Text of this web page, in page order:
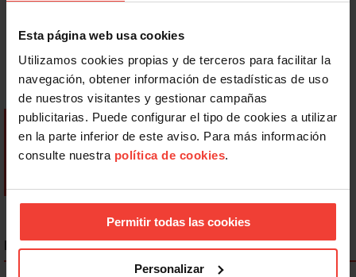
Esta página web usa cookies
Utilizamos cookies propias y de terceros para facilitar la
navegación, obtener información de estadísticas de uso
de nuestros visitantes y gestionar campañas
publicitarias. Puede configurar el tipo de cookies a utilizar
en la parte inferior de este aviso. Para más información
consulte nuestra política de cookies.
Permitir todas las cookies
Personalizar
NOTICIAS MÁS LEÍDAS